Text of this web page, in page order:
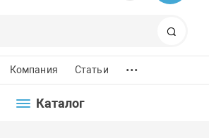
8 (800)
Компания Статьи ...
Каталог